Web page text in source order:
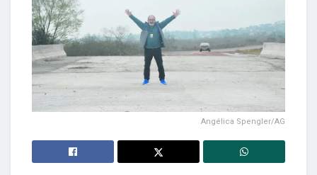
Angélica Spengler/AG